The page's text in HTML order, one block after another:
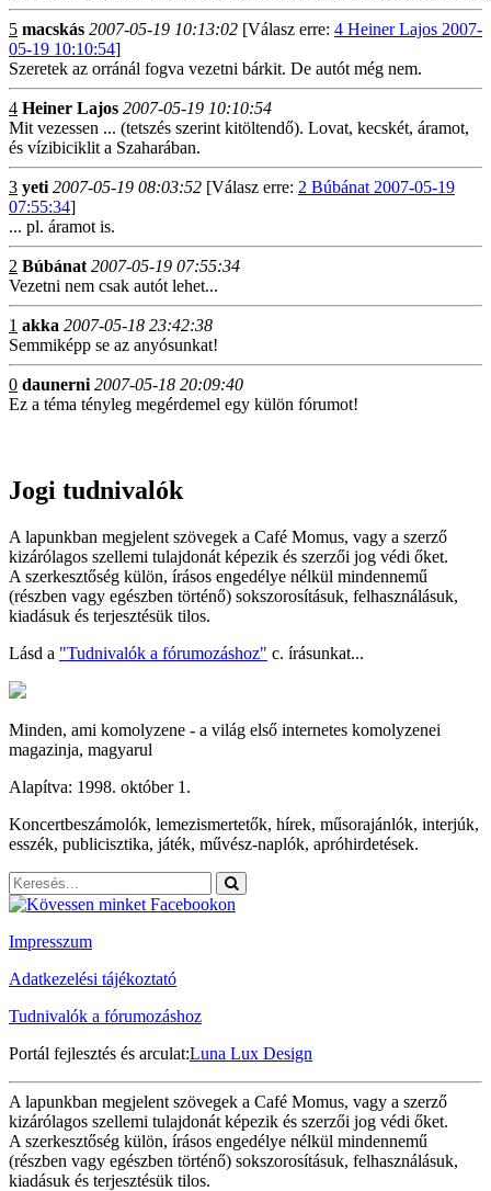
5 macskás 2007-05-19 10:13:02 [Válasz erre: 4 Heiner Lajos 2007-
05-19 10:10:54]
Szeretek az orránál fogva vezetni bárkit. De autót még nem.
4 Heiner Lajos 2007-05-19 10:10:54
Mit vezessen ... (tetszés szerint kitöltendő). Lovat, kecskét, áramot,
és vízibiciklit a Szaharában.
3 yeti 2007-05-19 08:03:52 [Válasz erre: 2 Búbánat 2007-05-19
07:55:34]
... pl. áramot is.
2 Búbánat 2007-05-19 07:55:34
Vezetni nem csak autót lehet...
1 akka 2007-05-18 23:42:38
Semmiképp se az anyósunkat!
0 daunerni 2007-05-18 20:09:40
Ez a téma tényleg megérdemel egy külön fórumot!
Jogi tudnivalók
A lapunkban megjelent szövegek a Café Momus, vagy a szerző
kizárólagos szellemi tulajdonát képezik és szerzői jog védi őket.
A szerkesztőség külön, írásos engedélye nélkül mindennemű
(részben vagy egészben történő) sokszorosításuk, felhasználásuk,
kiadásuk és terjesztésük tilos.
Lásd a "Tudnivalók a fórumozáshoz" c. írásunkat...
Minden, ami komolyzene - a világ első internetes komolyzenei
magazinja, magyarul
Alapítva: 1998. október 1.
Koncertbeszámolók, lemezismertetők, hírek, műsorajánlók, interjúk,
esszék, publicisztika, játék, művész-naplók, apróhirdetések.
Impresszum
Adatkezelési tájékoztató
Tudnivalók a fórumozáshoz
Portál fejlesztés és arculat:Luna Lux Design
A lapunkban megjelent szövegek a Café Momus, vagy a szerző
kizárólagos szellemi tulajdonát képezik és szerzői jog védi őket.
A szerkesztőség külön, írásos engedélye nélkül mindennemű
(részben vagy egészben történő) sokszorosításuk, felhasználásuk,
kiadásuk és terjesztésük tilos.